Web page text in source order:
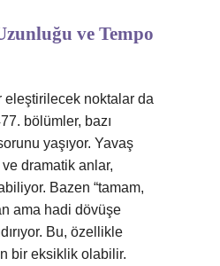
ve Tempo
eleştirilecek noktalar da
bölümler, bazı
yaşıyor. Yavaş
dramatik anlar,
Bazen “tamam,
ama hadi dövüşe
Bu, özellikle
bir eksiklik olabilir.